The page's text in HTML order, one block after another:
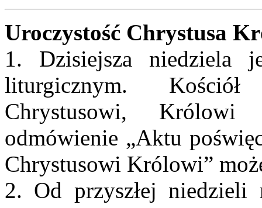
Uroczystość Chrystusa
1. Dzisiejsza niedziela
liturgicznym.
Chrystusowi, Królowi
odmówienie „Aktu
Chrystusowi Królowi”
2. Od przyszłej niedzieli